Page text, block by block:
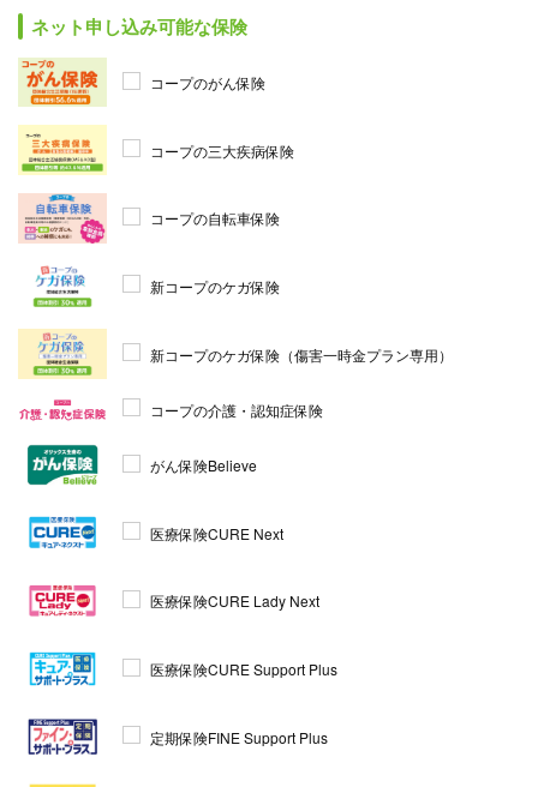
ネット申し込み可能な保険
コープのがん保険
コープの三大疾病保険
コープの自転車保険
新コープのケガ保険
新コープのケガ保険（傷害一時金プラン専用）
コープの介護・認知症保険
がん保険Believe
医療保険CURE Next
医療保険CURE Lady Next
医療保険CURE Support Plus
定期保険FINE Support Plus